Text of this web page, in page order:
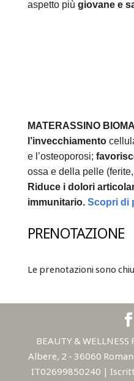
aspetto più giovane e
MATERASSINO
l’invecchiamento
e l’osteoporosi;
ossa e della pelle
Riduce i dolori
immunitario. Scopri di
PRENOTAZIONE
Le prenotazioni sono
BEAUTY & WELLNESS
Albere, 2 - 36060
IT02699850240 |